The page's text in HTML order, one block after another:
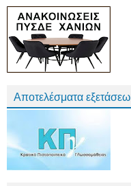
Αποτελέσματα